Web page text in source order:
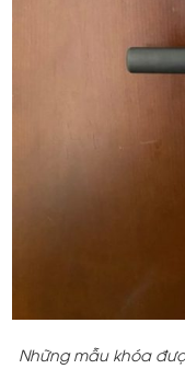
Những mẫu khóa